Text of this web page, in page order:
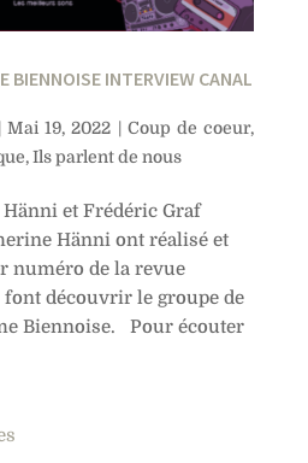
BIENNOISE INTERVIEW CANAL
Mai 19, 2022 | Coup de coeur,
,Ils parlent de nous
et Frédéric Graf
Hänni ont réalisé et
numéro de la revue
découvrir le groupe de
Biennoise. Pour écouter